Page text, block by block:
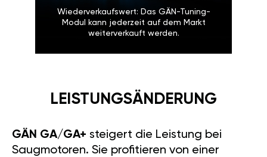
Wiederverkaufswert: Das GÄN-Tuning-
Modul kann jederzeit auf dem Markt
weiterverkauft werden.
LEISTUNGSÄNDERUNG
GÄN GA/GA+ steigert die Leistung bei
Saugmotoren. Sie profitieren von einer